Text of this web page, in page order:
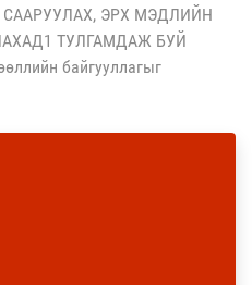
ЭРХ МЭДЛИЙН
ТУЛГАМДАЖ БУЙ
байгууллагыг